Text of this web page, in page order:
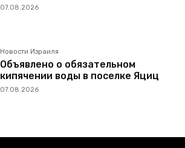
07.08.2026
Новости Израиля
Объявлено о обязательном
кипячении воды в поселке Яциц
07.08.2026